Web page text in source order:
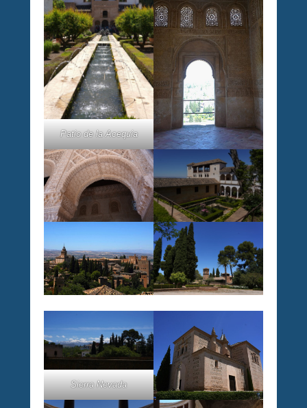
Patio de la Acequia
Sierra Nevada